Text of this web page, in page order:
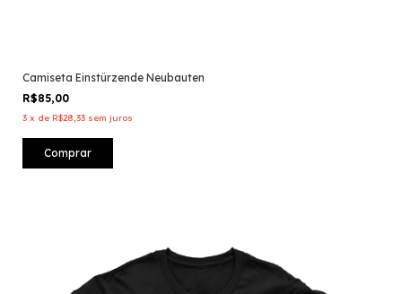
Camiseta Einstürzende Neubauten
R$85,00
3 x de R$28,33 sem juros
Comprar